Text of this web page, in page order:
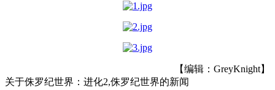
【编辑：GreyKnight】
关于侏罗纪世界：进化2,侏罗纪世界的新闻